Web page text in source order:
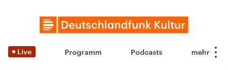
Live Programm Podcasts